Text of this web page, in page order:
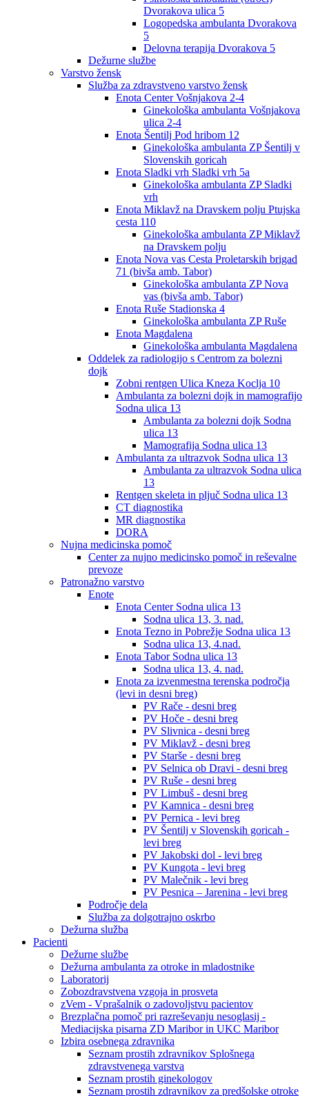
Dvorakova ulica 5
Logopedska ambulanta Dvorakova
5
Delovna terapija Dvorakova 5
Dežurne službe
Varstvo žensk
Služba za zdravstveno varstvo žensk
Enota Center Vošnjakova 2-4
Ginekološka ambulanta Vošnjakova
ulica 2-4
Enota Šentilj Pod hribom 12
Ginekološka ambulanta ZP Šentilj v
Slovenskih goricah
Enota Sladki vrh Sladki vrh 5a
Ginekološka ambulanta ZP Sladki
vrh
Enota Miklavž na Dravskem polju Ptujska
cesta 110
Ginekološka ambulanta ZP Miklavž
na Dravskem polju
Enota Nova vas Cesta Proletarskih brigad
71 (bivša amb. Tabor)
Ginekološka ambulanta ZP Nova
vas (bivša amb. Tabor)
Enota Ruše Stadionska 4
Ginekološka ambulanta ZP Ruše
Enota Magdalena
Ginekološka ambulanta Magdalena
Oddelek za radiologijo s Centrom za bolezni
dojk
Zobni rentgen Ulica Kneza Koclja 10
Ambulanta za bolezni dojk in mamografijo
Sodna ulica 13
Ambulanta za bolezni dojk Sodna
ulica 13
Mamografija Sodna ulica 13
Ambulanta za ultrazvok Sodna ulica 13
Ambulanta za ultrazvok Sodna ulica
13
Rentgen skeleta in pljuč Sodna ulica 13
CT diagnostika
MR diagnostika
DORA
Nujna medicinska pomoč
Center za nujno medicinsko pomoč in reševalne
prevoze
Patronažno varstvo
Enote
Enota Center Sodna ulica 13
Sodna ulica 13, 3. nad.
Enota Tezno in Pobrežje Sodna ulica 13
Sodna ulica 13, 4.nad.
Enota Tabor Sodna ulica 13
Sodna ulica 13, 4. nad.
Enota za izvenmestna terenska področja
(levi in desni breg)
PV Rače - desni breg
PV Hoče - desni breg
PV Slivnica - desni breg
PV Miklavž - desni breg
PV Starše - desni breg
PV Selnica ob Dravi - desni breg
PV Ruše - desni breg
PV Limbuš - desni breg
PV Kamnica - desni breg
PV Pernica - levi breg
PV Šentilj v Slovenskih goricah -
levi breg
PV Jakobski dol - levi breg
PV Kungota - levi breg
PV Malečnik - levi breg
PV Pesnica – Jarenina - levi breg
Področje dela
Služba za dolgotrajno oskrbo
Dežurna služba
Pacienti
Dežurne službe
Dežurna ambulanta za otroke in mladostnike
Laboratorij
Zobozdravstvena vzgoja in prosveta
zVem - Vprašalnik o zadovoljstvu pacientov
Brezplačna pomoč pri razreševanju nesoglasij -
Mediacijska pisarna ZD Maribor in UKC Maribor
Izbira osebnega zdravnika
Seznam prostih zdravnikov Splošnega
zdravstvenega varstva
Seznam prostih ginekologov
Seznam prostih zdravnikov za predšolske otroke